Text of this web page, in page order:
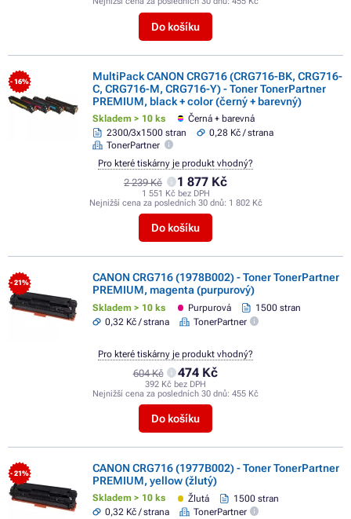
Do košíku
- 16%
MultiPack CANON CRG716 (CRG716-BK, CRG716-
C, CRG716-M, CRG716-Y) - Toner TonerPartner
PREMIUM, black + color (černý + barevný)
Skladem > 10 ks
Černá + barevná
2300/3x1500 stran
0,28 Kč / strana
TonerPartner
2 239 Kč 1 877 Kč
1 551 Kč bez DPH
Nejnižší cena za posledních 30 dnů: 1 802 Kč
Do košíku
Pro které tiskárny je produkt vhodný?
- 21%
CANON CRG716 (1978B002) - Toner TonerPartner
PREMIUM, magenta (purpurový)
Skladem > 10 ks Purpurová
1500 stran
0,32 Kč / strana
TonerPartner
604 Kč 474 Kč
392 Kč bez DPH
Nejnižší cena za posledních 30 dnů: 455 Kč
Do košíku
Pro které tiskárny je produkt vhodný?
- 21%
CANON CRG716 (1977B002) - Toner TonerPartner
PREMIUM, yellow (žlutý)
Skladem > 10 ks Žlutá
1500 stran
0,32 Kč / strana
TonerPartner